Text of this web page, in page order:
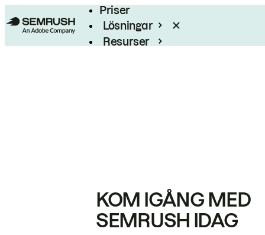
Priser
Lösningar
Resurser
KOM IGÅNG MED
SEMRUSH IDAG